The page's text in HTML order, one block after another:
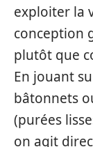
exploiter la
conception
plutôt que
En jouant
bâtonnets
(purées
on agit